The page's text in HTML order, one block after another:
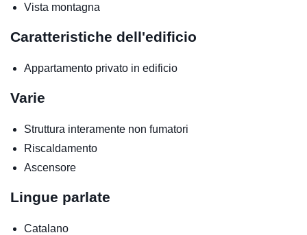
Vista montagna
Caratteristiche dell'edificio
Appartamento privato in edificio
Varie
Struttura interamente non fumatori
Riscaldamento
Ascensore
Lingue parlate
Catalano